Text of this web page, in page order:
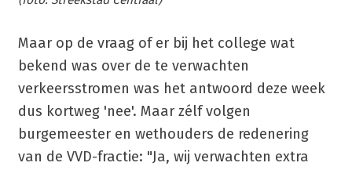
Maar op de vraag of er bij het college wat
bekend was over de te verwachten
verkeersstromen was het antwoord deze week
dus kortweg 'nee'. Maar zélf volgen
burgemeester en wethouders de redenering
van de VVD-fractie: "Ja, wij verwachten extra